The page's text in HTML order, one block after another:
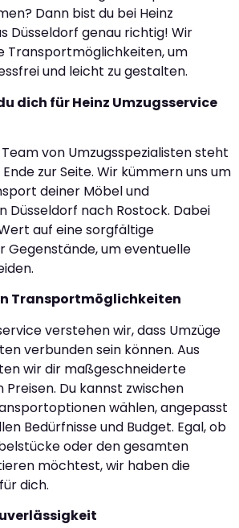
Dann bist du bei Heinz
Düsseldorf genau richtig! Wir
Transportmöglichkeiten, um
und leicht zu gestalten.
dich für Heinz Umzugsservice
von Umzugsspezialisten steht
zur Seite. Wir kümmern uns um
deiner Möbel und
Düsseldorf nach Rostock. Dabei
auf eine sorgfältige
Gegenstände, um eventuelle
Transportmöglichkeiten
verstehen wir, dass Umzüge
verbunden sein können. Aus
wir dir maßgeschneiderte
Preisen. Du kannst zwischen
wählen, angepasst
Bedürfnisse und Budget. Egal, ob
oder den gesamten
möchtest, wir haben die
dich.